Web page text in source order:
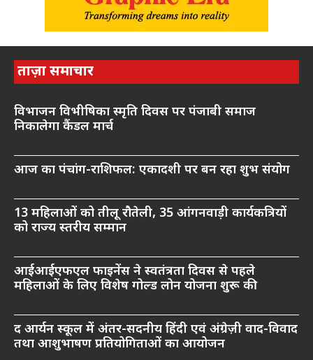
ताज़ा समाचार
विभाजन विभीषिका स्मृति दिवस पर पंजाबी समाज
निकालेगा कैंडल मार्च
आज का पंचांग-राशिफल: एकादशी पर बन रहा शुभ संयोग
13 महिलाओं को तीलू रौतेली, 35 आंगनवाड़ी कार्यकत्रियों
को राज्य स्तरीय सम्मान
आईआईएफएल फाइनेंस ने स्वतंत्रता दिवस से पहले
महिलाओं के लिए विशेष गोल्ड लोन योजना शुरू की
द आर्यन स्कूल में अंतर-सदनीय हिंदी एवं अंग्रेज़ी वाद-विवाद
तथा आशुभाषण प्रतियोगिताओं का आयोजन